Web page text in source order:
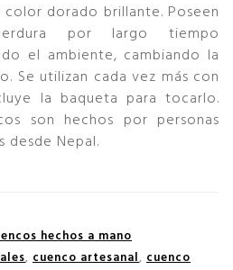
dorado brillante. Poseen
por largo tiempo
el ambiente, cambiando la
Se utilizan cada vez más con
la baqueta para tocarlo.
son hechos por personas
Nepal.
hechos a mano
, cuenco artesanal, cuenco